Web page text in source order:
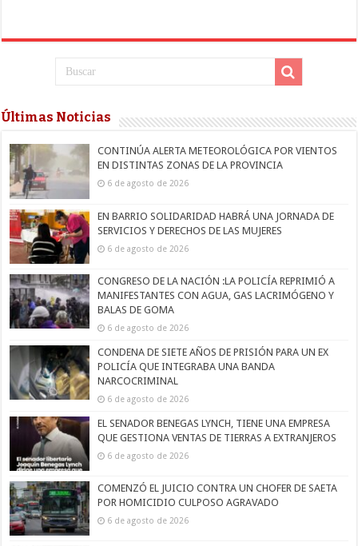
Últimas Noticias
CONTINÚA ALERTA METEOROLÓGICA POR VIENTOS
EN DISTINTAS ZONAS DE LA PROVINCIA
6 de agosto de 2026
EN BARRIO SOLIDARIDAD HABRÁ UNA JORNADA DE
SERVICIOS Y DERECHOS DE LAS MUJERES
6 de agosto de 2026
CONGRESO DE LA NACIÓN :LA POLICÍA REPRIMIÓ A
MANIFESTANTES CON AGUA, GAS LACRIMÓGENO Y
BALAS DE GOMA
6 de agosto de 2026
CONDENA DE SIETE AÑOS DE PRISIÓN PARA UN EX
POLICÍA QUE INTEGRABA UNA BANDA
NARCOCRIMINAL
6 de agosto de 2026
EL SENADOR BENEGAS LYNCH, TIENE UNA EMPRESA
QUE GESTIONA VENTAS DE TIERRAS A EXTRANJEROS
6 de agosto de 2026
COMENZÓ EL JUICIO CONTRA UN CHOFER DE SAETA
POR HOMICIDIO CULPOSO AGRAVADO
6 de agosto de 2026